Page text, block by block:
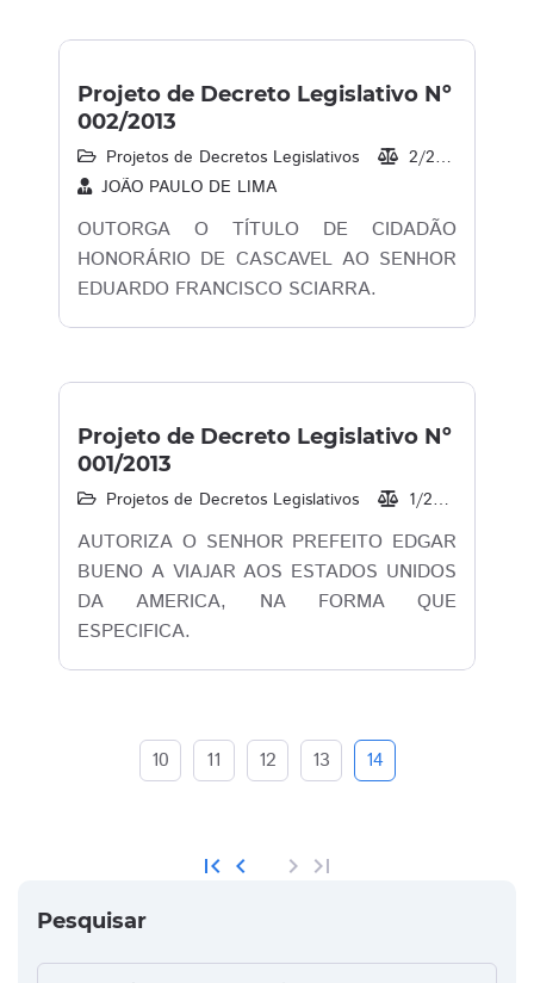
Projeto de Decreto Legislativo Nº
002/2013
Projetos de Decretos Legislativos 2/2013
JOÃO PAULO DE LIMA
OUTORGA O TÍTULO DE CIDADÃO
HONORÁRIO DE CASCAVEL AO SENHOR
EDUARDO FRANCISCO SCIARRA.
Projeto de Decreto Legislativo Nº
001/2013
Projetos de Decretos Legislativos 1/2013
AUTORIZA O SENHOR PREFEITO EDGAR
BUENO A VIAJAR AOS ESTADOS UNIDOS
DA AMERICA, NA FORMA QUE
ESPECIFICA.
first_page chevron_left
10 11 12 13 14
chevron_right last_page
Pesquisar